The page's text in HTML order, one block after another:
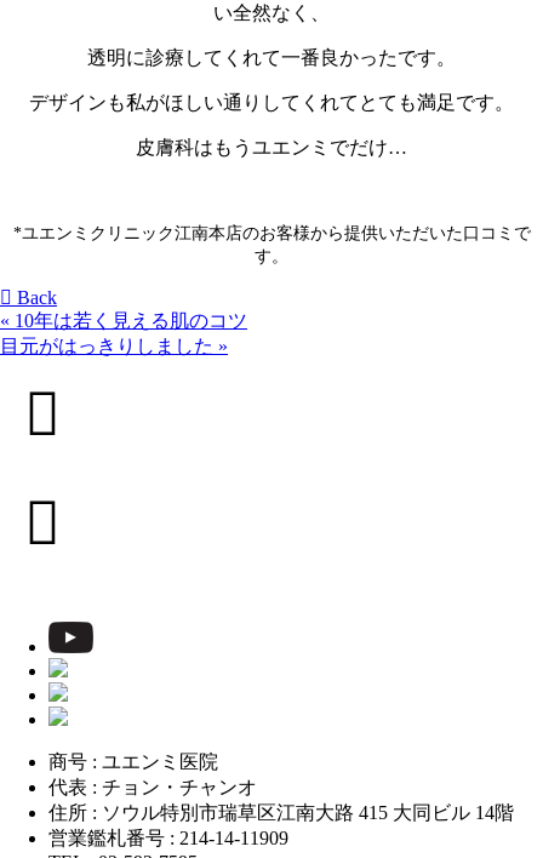
い全然なく、
透明に診療してくれて一番良かったです。
デザインも私がほしい通りしてくれてとても満足です。
皮膚科はもうユエンミでだけ…
*ユエンミクリニック江南本店のお客様から提供いただいた口コミで
す。
Back
« 10年は若く見える肌のコツ
目元がはっきりしました »
商号 : ユエンミ医院
代表 : チョン・チャンオ
住所 : ソウル特別市瑞草区江南大路 415 大同ビル 14階
営業鑑札番号 : 214-14-11909